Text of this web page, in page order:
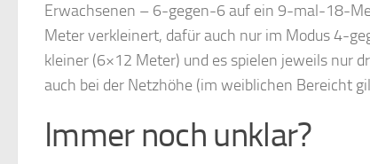
Erwachsenen – 6-gegen-6 auf ein 9-mal-18-
Meter verkleinert, dafür auch nur im Modus 4-
kleiner (6×12 Meter) und es spielen jeweils nur
auch bei der Netzhöhe (im weiblichen Bereicht
Immer noch unklar?